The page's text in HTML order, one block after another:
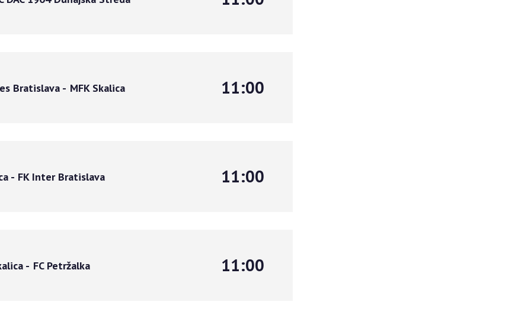
Bratislava - MFK Skalica 11:00
- FK Inter Bratislava 11:00
- FC Petržalka 11:00